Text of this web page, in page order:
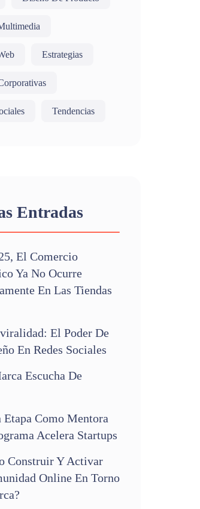
Estrategias
Tendencias
Entradas
El Comercio
Ya No Ocurre
En Las Tiendas
El Poder De
En Redes Sociales
Escucha De
Etapa Como Mentora
Acelera Startups
Construir Y Activar
Online En Torno